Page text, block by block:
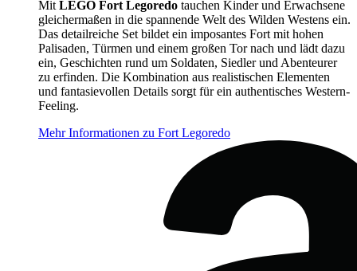
Mit LEGO Fort Legoredo tauchen Kinder und Erwachsene
gleichermaßen in die spannende Welt des Wilden Westens ein.
Das detailreiche Set bildet ein imposantes Fort mit hohen
Palisaden, Türmen und einem großen Tor nach und lädt dazu
ein, Geschichten rund um Soldaten, Siedler und Abenteurer
zu erfinden. Die Kombination aus realistischen Elementen
und fantasievollen Details sorgt für ein authentisches Western-
Feeling.
Mehr Informationen zu Fort Legoredo